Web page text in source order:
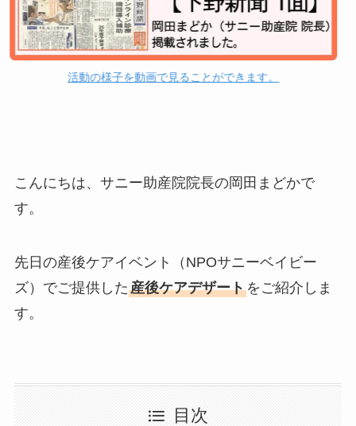
活動の様子を動画で見ることができます。
こんにちは、サニー助産院院長の岡田まどかで
す。
先日の産後ケアイベント（NPOサニーベイビー
ズ）でご提供した産後ケアデザートをご紹介しま
す。
目次